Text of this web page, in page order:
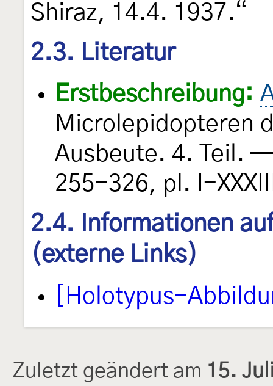
Shiraz, 14.4. 1937.“
2.3. Literatur
Erstbeschreibung:
Microlepidopteren
Ausbeute. 4. Teil.
255-326, pl. I-
2.4. Informationen
(externe Links)
[Holotypus-
Zuletzt geändert am 15.